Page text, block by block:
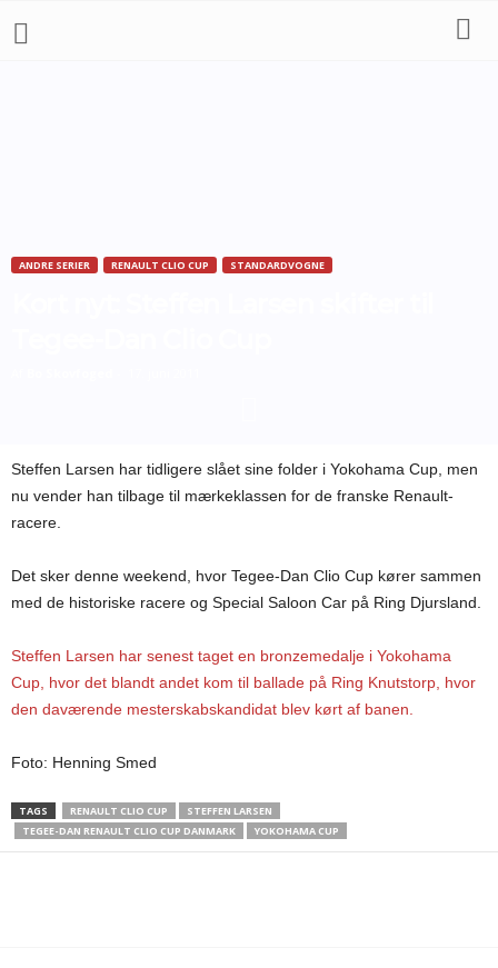
ANDRE SERIER RENAULT CLIO CUP STANDARDVOGNE
Steffen Larsen har tidligere slået sine folder i Yokohama Cup, men
nu vender han tilbage til mærkeklassen for de franske Renault-
racere.
Det sker denne weekend, hvor Tegee-Dan Clio Cup kører sammen
med de historiske racere og Special Saloon Car på Ring Djursland.
Steffen Larsen har senest taget en bronzemedalje i Yokohama
Cup, hvor det blandt andet kom til ballade på Ring Knutstorp, hvor
den daværende mesterskabskandidat blev kørt af banen.
Foto: Henning Smed
TAGS RENAULT CLIO CUP
STEFFEN LARSEN
TEGEE-DAN RENAULT CLIO CUP DANMARK
YOKOHAMA CUP